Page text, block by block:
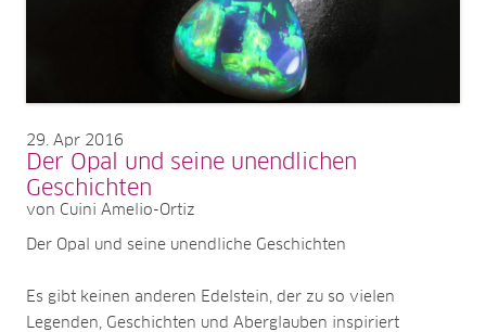
29 Apr 2016
Der Opal und seine unendlichen
Geschichten
von Cuini Amelio-Ortiz
Der Opal und seine unendliche Geschichten
Es gibt keinen anderen Edelstein, der zu so vielen
Legenden, Geschichten und Aberglauben inspiriert